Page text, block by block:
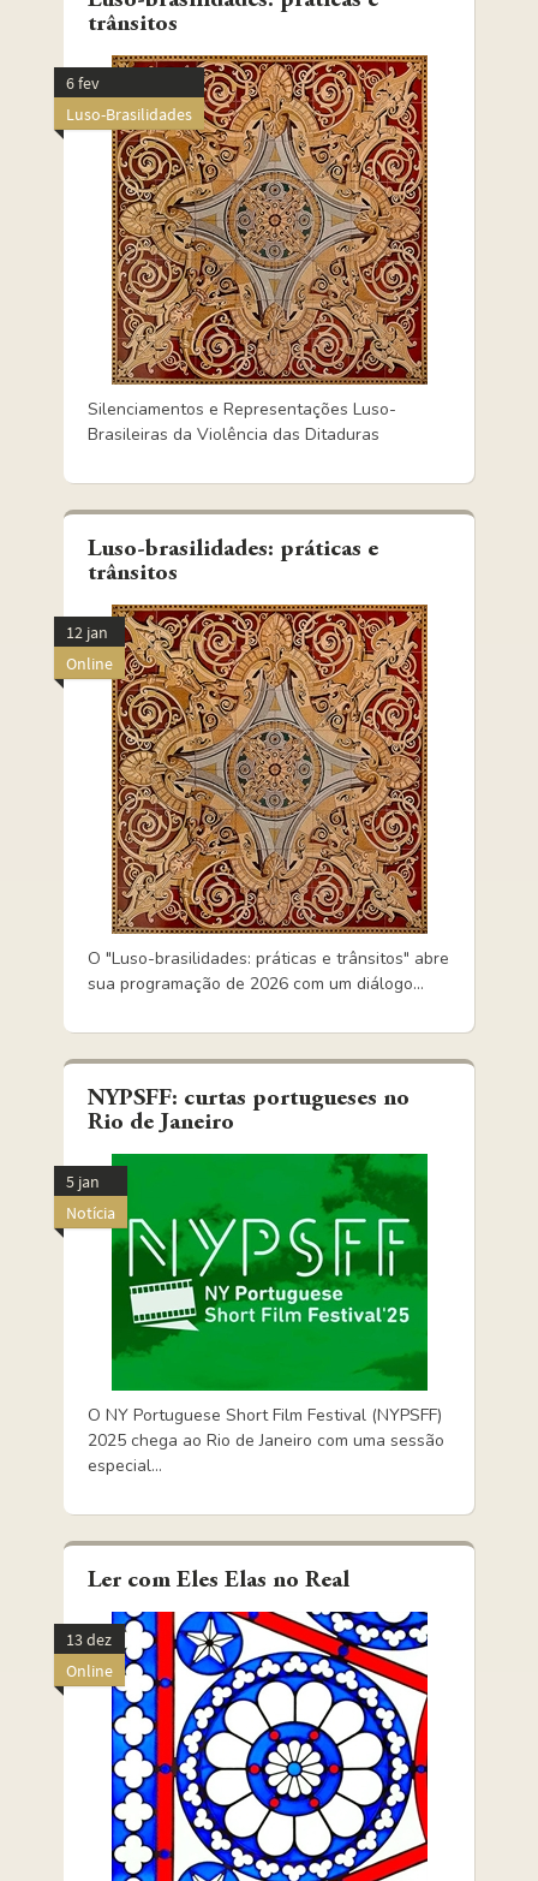
trânsitos
6 fev
Luso-Brasilidades
Silenciamentos e Representações Luso-
Brasileiras da Violência das Ditaduras
Luso-brasilidades: práticas e
trânsitos
12 jan
Online
O "Luso-brasilidades: práticas e trânsitos" abre
sua programação de 2026 com um diálogo...
NYPSFF: curtas portugueses no
Rio de Janeiro
5 jan
Notícia
O NY Portuguese Short Film Festival (NYPSFF)
2025 chega ao Rio de Janeiro com uma sessão
especial...
Ler com Eles Elas no Real
13 dez
Online